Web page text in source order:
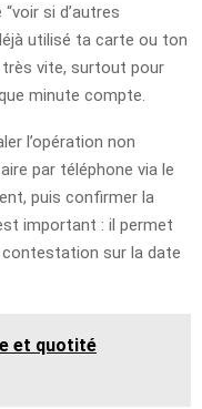
si d’autres
utilisé ta carte ou ton
vite, surtout pour
minute compte.
l’opération non
par téléphone via le
puis confirmer la
important : il permet
sur la date
et quotité